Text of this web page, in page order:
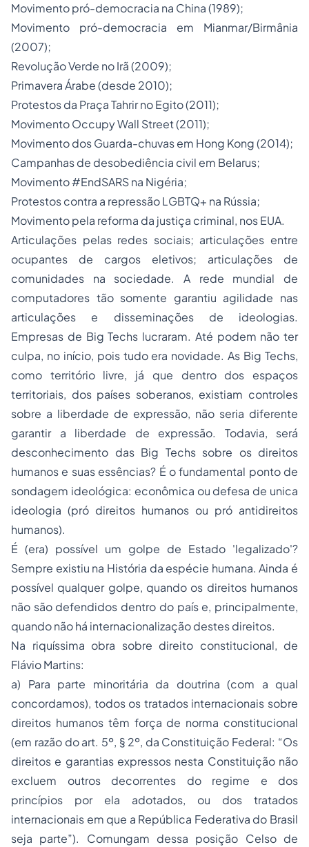
Movimento pró-democracia na China (1989);
Movimento pró-democracia em Mianmar/Birmânia
(2007);
Revolução Verde no Irã (2009);
Primavera Árabe (desde 2010);
Protestos da Praça Tahrir no Egito (2011);
Movimento Occupy Wall Street (2011);
Movimento dos Guarda-chuvas em Hong Kong (2014);
Campanhas de desobediência civil em Belarus;
Movimento #EndSARS na Nigéria;
Protestos contra a repressão LGBTQ+ na Rússia;
Movimento pela reforma da justiça criminal, nos EUA.
Articulações pelas redes sociais; articulações entre
ocupantes de cargos eletivos; articulações de
comunidades na sociedade. A rede mundial de
computadores tão somente garantiu agilidade nas
articulações e disseminações de ideologias.
Empresas de Big Techs lucraram. Até podem não ter
culpa, no início, pois tudo era novidade. As Big Techs,
como território livre, já que dentro dos espaços
territoriais, dos países soberanos, existiam controles
sobre a liberdade de expressão, não seria diferente
garantir a liberdade de expressão. Todavia, será
desconhecimento das Big Techs sobre os direitos
humanos e suas essências? É o fundamental ponto de
sondagem ideológica: econômica ou defesa de unica
ideologia (pró direitos humanos ou pró antidireitos
humanos).
É (era) possível um golpe de Estado 'legalizado'?
Sempre existiu na História da espécie humana. Ainda é
possível qualquer golpe, quando os direitos humanos
não são defendidos dentro do país e, principalmente,
quando não há internacionalização destes direitos.
Na riquíssima obra sobre direito constitucional, de
Flávio Martins:
a) Para parte minoritária da doutrina (com a qual
concordamos), todos os tratados internacionais sobre
direitos humanos têm força de norma constitucional
(em razão do art. 5º, § 2º, da Constituição Federal: “Os
direitos e garantias expressos nesta Constituição não
excluem outros decorrentes do regime e dos
princípios por ela adotados, ou dos tratados
internacionais em que a República Federativa do Brasil
seja parte”). Comungam dessa posição Celso de